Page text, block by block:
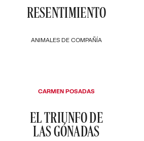
ANIMALES DE COMPAÑÍA
RESENTIMIENTO
EL TRIUNFO DE
LAS GÓNADAS
CARMEN POSADAS